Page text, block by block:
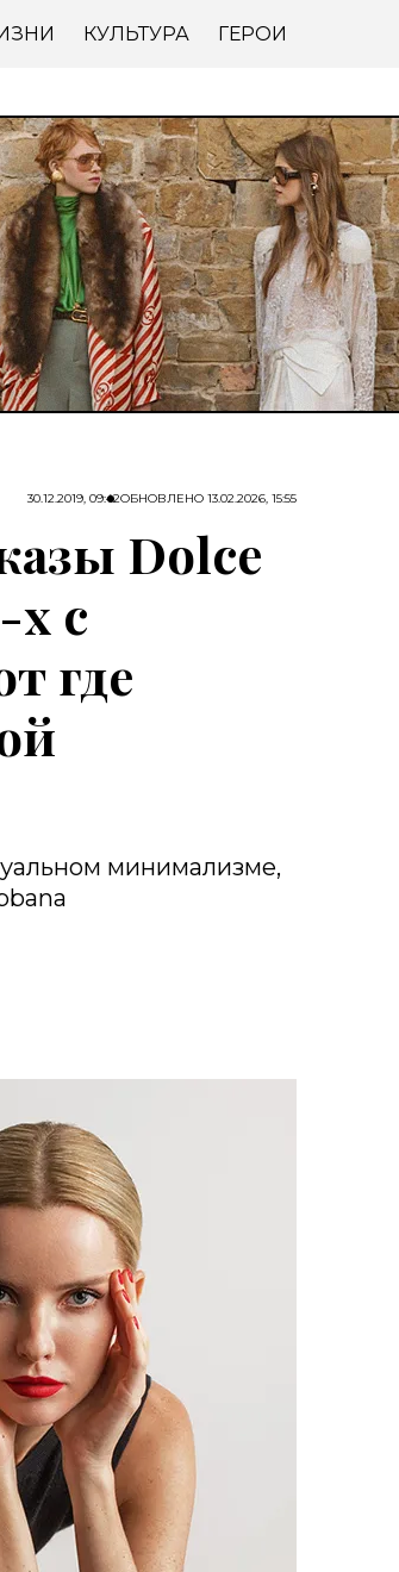
КУЛЬТУРА ГЕРОИ
30.12.2019, 09:42ОБНОВЛЕНО 13.02.2026, 15:55
Dolce
х c
где
минимализме,